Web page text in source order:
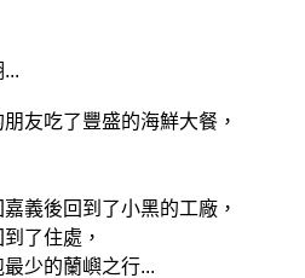
友吃了豐盛的海鮮大餐，
義後回到了小黑的工廠，
了住處，
少的蘭嶼之行...